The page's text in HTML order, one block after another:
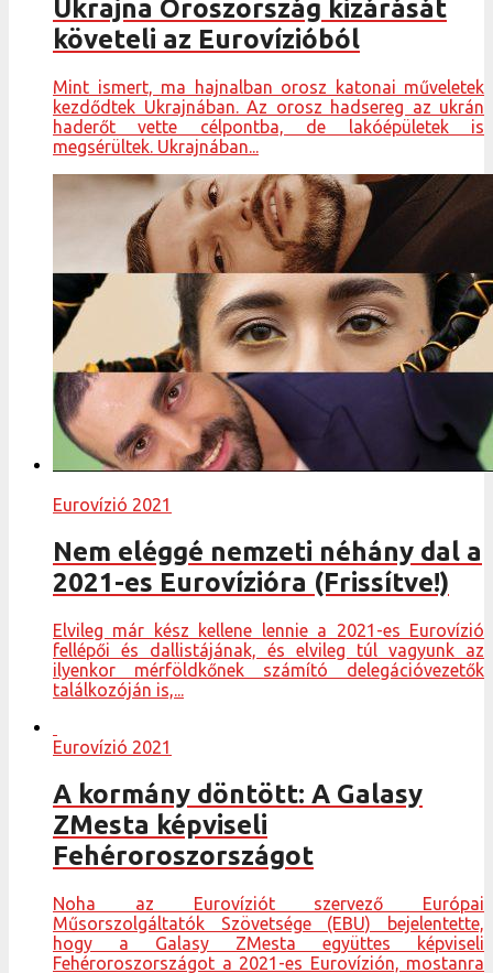
Ukrajna Oroszország kizárását
követeli az Eurovízióból
Mint ismert, ma hajnalban orosz katonai műveletek
kezdődtek Ukrajnában. Az orosz hadsereg az ukrán
haderőt vette célpontba, de lakóépületek is
megsérültek. Ukrajnában...
Eurovízió 2021
Nem eléggé nemzeti néhány dal a
2021-es Eurovízióra (Frissítve!)
Elvileg már kész kellene lennie a 2021-es Eurovízió
fellépői és dallistájának, és elvileg túl vagyunk az
ilyenkor mérföldkőnek számító delegációvezetők
találkozóján is,...
Eurovízió 2021
A kormány döntött: A Galasy
ZMesta képviseli
Fehéroroszországot
Noha az Eurovíziót szervező Európai
Műsorszolgáltatók Szövetsége (EBU) bejelentette,
hogy a Galasy ZMesta együttes képviseli
Fehéroroszországot a 2021-es Eurovízión, mostanra